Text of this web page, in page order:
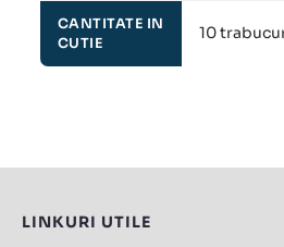
CANTITATE IN
CUTIE
10
LINKURI UTILE